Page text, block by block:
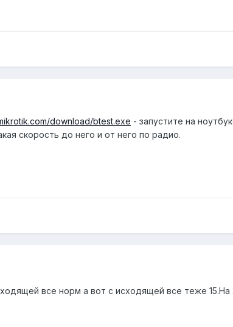
download/btest.exe - запустите на
скорость до него и от него по радио.
все норм а вот с исходящей все теже